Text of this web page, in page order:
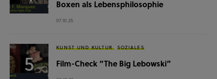
Boxen als Lebensphilosophie
07.10.25
KUNST UND KULTUR SOZIALES
Film-Check “The Big Lebowski”